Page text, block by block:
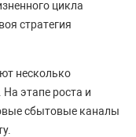
цикла
стратегия
несколько
этапе роста и
сбытовые каналы